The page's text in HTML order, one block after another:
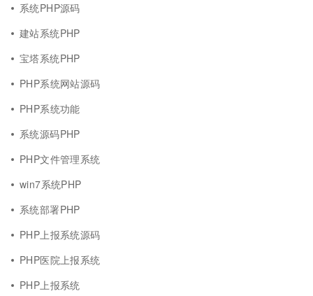
系统PHP源码
建站系统PHP
宝塔系统PHP
PHP系统网站源码
PHP系统功能
系统源码PHP
PHP文件管理系统
win7系统PHP
系统部署PHP
PHP上报系统源码
PHP医院上报系统
PHP上报系统